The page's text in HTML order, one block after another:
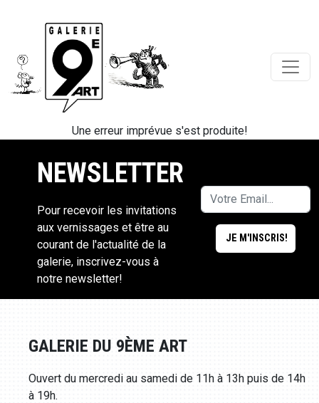
Une erreur imprévue s'est produite!
NEWSLETTER
Pour recevoir les invitations
aux vernissages et être au
courant de l'actualité de la
galerie, inscrivez-vous à
notre newsletter!
GALERIE DU 9ÈME ART
Ouvert du mercredi au samedi de 11h à 13h puis de 14h
à 19h.